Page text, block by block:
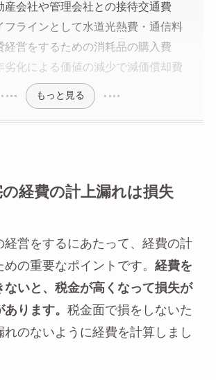
産会社や管理会社との接待交通費
フラインとして水道光熱費・通信料
経営をするための消耗品の購入費
劣化による価値の減少で減価償却費
もっと見る
経費の計上漏れは損失
経営をするにあたって、経費の計
の重要なポイントです。 経費を
ないと、税金が高くなって損失が
ります。 税金面で損をしないた
れのないように経費を計算しまし